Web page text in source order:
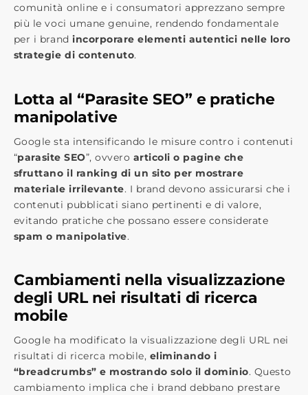
comunità online e i consumatori apprezzano sempre
più le voci umane genuine, rendendo fondamentale
per i brandincorporare elementi autentici nelle loro
strategie di contenuto.
Lotta al “Parasite SEO” e pratiche
manipolative
Google sta intensificando le misure contro i contenuti
“parasite SEO”, ovvero articoli o pagine che
sfruttano il ranking di un sito per mostrare
materiale irrilevante. I brand devono assicurarsi che i
contenuti pubblicati siano pertinenti e di valore,
evitando pratiche che possano essere considerate
spam o manipolative.
Cambiamenti nella visualizzazione
degli URL nei risultati di ricerca
mobile
Google ha modificato la visualizzazione degli URL nei
risultati di ricerca mobile, eliminando i
“breadcrumbs” e mostrando solo il dominio. Questo
cambiamento implica che i brand debbano prestare